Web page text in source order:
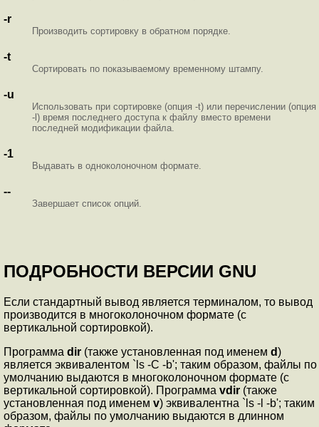
-r
Производить сортировку в обратном порядке.
-t
Сортировать по показываемому временному штампу.
-u
Использовать при сортировке (опция -t) или перечислении (опция
-l) время последнего доступа к файлу вместо времени
последней модификации файла.
-1
Выдавать в одноколоночном формате.
--
Завершает список опций.
ПОДРОБНОСТИ ВЕРСИИ GNU
Если стандартный вывод является терминалом, то вывод
производится в многоколоночном формате (с
вертикальной сортировкой).
Программа dir (также установленная под именем d)
является эквивалентом `ls -C -b'; таким образом, файлы по
умолчанию выдаются в многоколоночном формате (с
вертикальной сортировкой). Программа vdir (также
установленная под именем v) эквивалентна `ls -l -b'; таким
образом, файлы по умолчанию выдаются в длинном